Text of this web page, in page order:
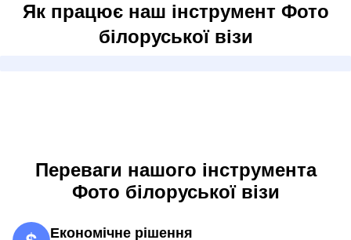
Як працює наш інструмент Фото
білоруської візи
Переваги нашого інструмента
Фото білоруської візи
Економічне рішення